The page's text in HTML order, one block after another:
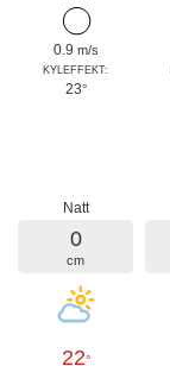
0.9 m/s
KYLEFFEKT:
23°
Natt
0
cm
22°